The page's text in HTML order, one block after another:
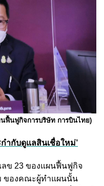
นฟูกิจการบริษัท การบินไทย)
ำกับดูแลสินเชื่อใหม่’
ลข 23 ของแผนฟื้นฟูกิจ
ของคณะผู้ทำแผนนั้น